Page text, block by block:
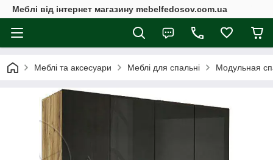
Меблі від інтернет магазину mebelfedosov.com.ua
Меблі та аксесуари Меблі для спальні Модульная